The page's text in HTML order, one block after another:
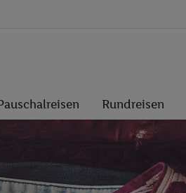
Rundreisen